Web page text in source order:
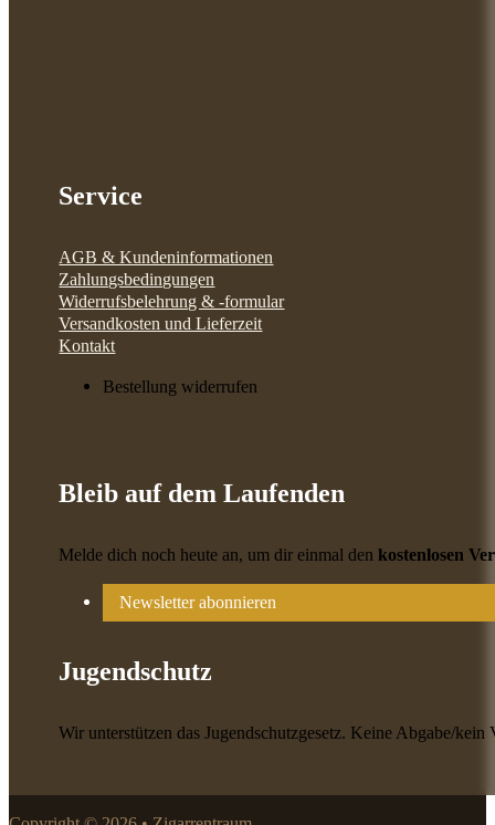
Service
AGB & Kundeninformationen
Zahlungsbedingungen
Widerrufsbelehrung & -formular
Versandkosten und Lieferzeit
Kontakt
Bestellung widerrufen
Bleib auf dem Laufenden
Melde dich noch heute an, um dir einmal denkostenlosen
Newsletter abonnieren
Jugendschutz
Wir unterstützen das Jugendschutzgesetz. Keine Abgabe/